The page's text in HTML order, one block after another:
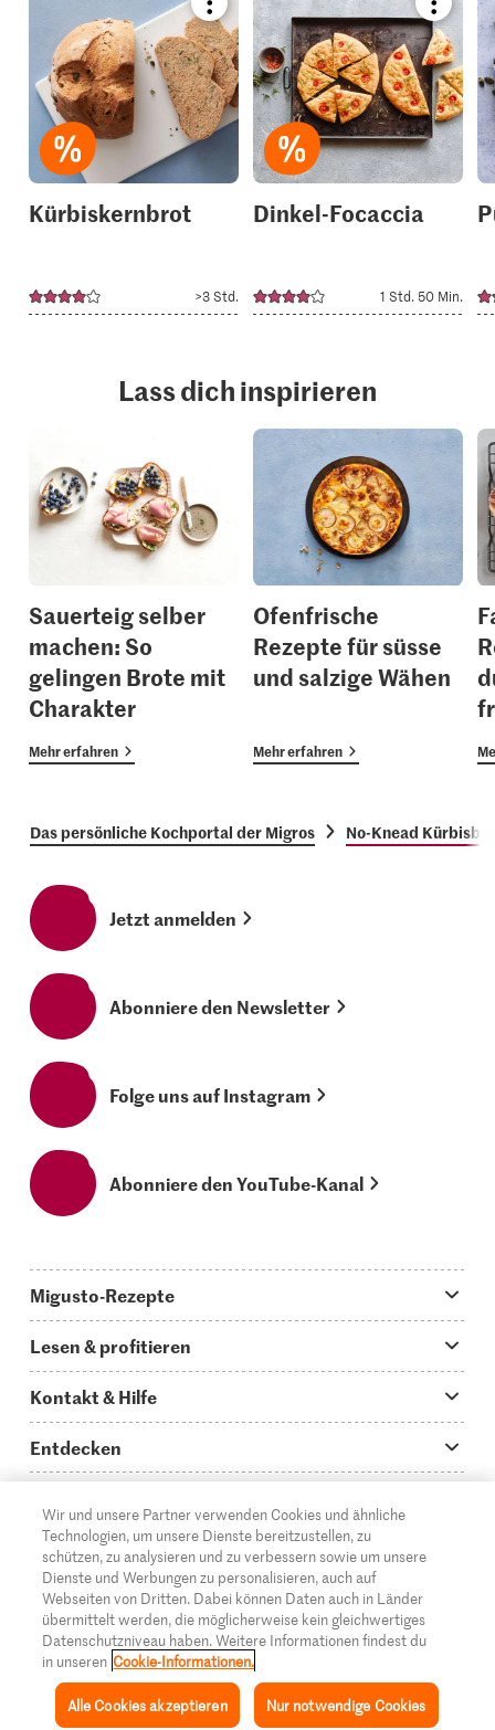
Inspiration Rezepte Mein Migusto Menü
Bookmark
recipe
or
add
it
to
your
collections.
Kürbiskernbrot
>3 Std.
recipe
or
add
it
to
your
Dinkel-Focaccia
1 Std. 50 Min.
Lass dich inspirieren
Sauerteig selber
machen: So
gelingen Brote mit
Charakter
Mehr erfahren
Ofenfrische
Rezepte für süsse
und salzige Wähen
Mehr erfahren
Das persönliche Kochportal der Migros No-Knead
Jetzt anmelden
Abonniere den Newsletter
Folge uns auf Instagram
Abonniere den YouTube-Kanal
Migusto-Rezepte
Was koche ich heute?
Hauptgerichte
Schnelle & einfache Rezepte
Apéro & Fingerfood
Backen
Rezepte für Familien & Kinder
Alle Rezeptkategorien
Lesen & profitieren
Storys
How to-Videos
Glossar
Migusto Login
Migusto Printmagazin
Wettbewerbe
Kontakt & Hilfe
Infos zum Kochen mit Migusto
Kontakt
Mediadaten Werbetreibende
Impressum
Rechtliche Hinweise
Datenschutz
Entdecken
Supermarkt
Migros Online
Über die Migros
Filialen
Cumulus
Migros-Magazin
© 2026 Migros-Genossenschafts-Bund
DE FR IT
Wir und unsere Partner verwenden Cookies und ähnliche
Technologien, um unsere Dienste bereitzustellen, zu
schützen, zu analysieren und zu verbessern sowie um unsere
Dienste und Werbungen zu personalisieren, auch auf
Webseiten von Dritten. Dabei können Daten auch in Länder
übermittelt werden, die möglicherweise kein gleichwertiges
Datenschutzniveau haben. Weitere Informationen findest du
in unseren Cookie-Informationen.
Nur notwendige Cookies
Alle Cookies akzeptieren